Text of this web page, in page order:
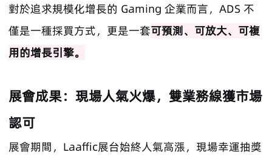
對於追求規模化增長的 Gaming 企業而言，ADS 不
僅是一種採買方式，更是一套可預測、可放大、可複
用的增長引擎。
展會成果：現場人氣火爆，雙業務線獲市場
認可
展會期間，Laaffic展台始終人氣高漲，現場幸運抽獎